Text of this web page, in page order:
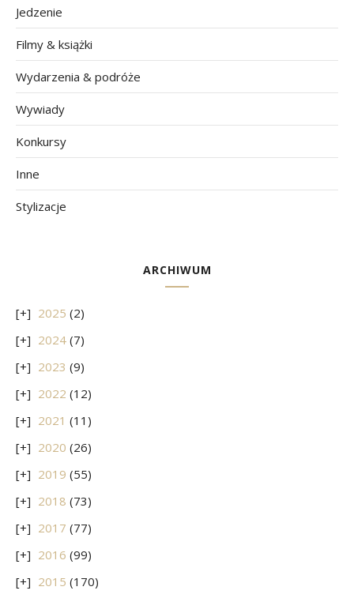
Jedzenie
Filmy & książki
Wydarzenia & podróże
Wywiady
Konkursy
Inne
Stylizacje
ARCHIWUM
2025 (2)
2024 (7)
2023 (9)
2022 (12)
2021 (11)
2020 (26)
2019 (55)
2018 (73)
2017 (77)
2016 (99)
2015 (170)